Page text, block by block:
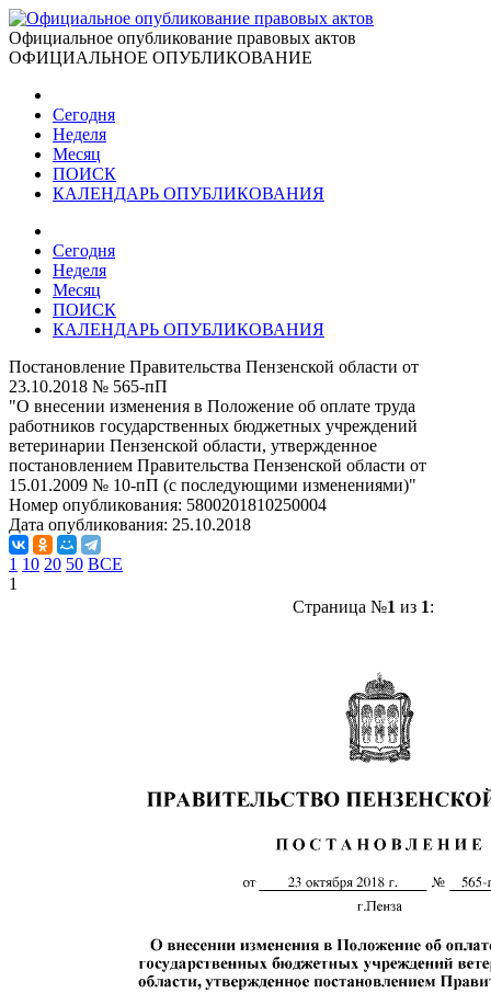
Официальное опубликование правовых актов
ОФИЦИАЛЬНОЕ ОПУБЛИКОВАНИЕ
Сегодня
Неделя
Месяц
ПОИСК
КАЛЕНДАРЬ ОПУБЛИКОВАНИЯ
Сегодня
Неделя
Месяц
ПОИСК
КАЛЕНДАРЬ ОПУБЛИКОВАНИЯ
Постановление Правительства Пензенской области от
23.10.2018 № 565-пП
"О внесении изменения в Положение об оплате труда
работников государственных бюджетных учреждений
ветеринарии Пензенской области, утвержденное
постановлением Правительства Пензенской области от
15.01.2009 № 10-пП (с последующими изменениями)"
Номер опубликования: 5800201810250004
Дата опубликования: 25.10.2018
1 10 20 50 ВСЕ
1
Страница №1 из 1: